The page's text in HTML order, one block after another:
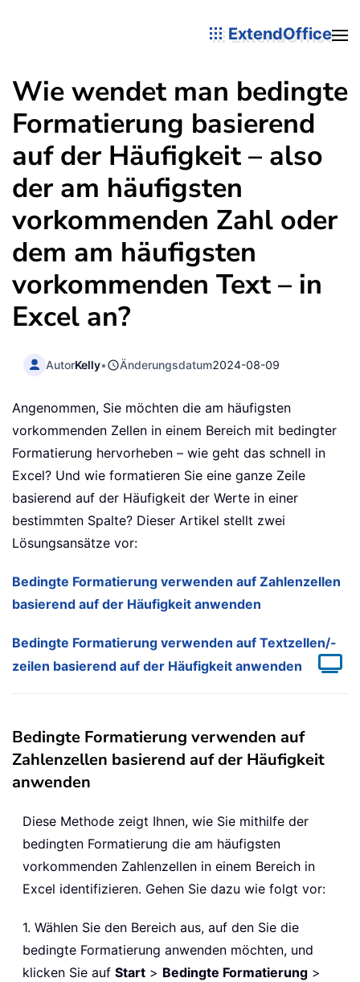
ExtendOffice
Wie wendet man bedingte
Formatierung basierend
auf der Häufigkeit – also
der am häufigsten
vorkommenden Zahl oder
dem am häufigsten
vorkommenden Text – in
Excel an?
AutorKelly• Änderungsdatum2024-08-09
Angenommen, Sie möchten die am häufigsten
vorkommenden Zellen in einem Bereich mit bedingter
Formatierung hervorheben – wie geht das schnell in
Excel? Und wie formatieren Sie eine ganze Zeile
basierend auf der Häufigkeit der Werte in einer
bestimmten Spalte? Dieser Artikel stellt zwei
Lösungsansätze vor:
Bedingte Formatierung verwenden auf Zahlenzellen
basierend auf der Häufigkeit anwenden
Bedingte Formatierung verwenden auf Textzellen/-
zeilen basierend auf der Häufigkeit anwenden
Bedingte Formatierung verwenden auf
Zahlenzellen basierend auf der Häufigkeit
anwenden
Diese Methode zeigt Ihnen, wie Sie mithilfe der
bedingten Formatierung die am häufigsten
vorkommenden Zahlenzellen in einem Bereich in
Excel identifizieren. Gehen Sie dazu wie folgt vor:
1. Wählen Sie den Bereich aus, auf den Sie die
bedingte Formatierung anwenden möchten, und
klicken Sie auf Start > Bedingte Formatierung >